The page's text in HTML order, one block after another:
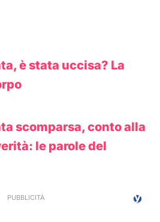
è stata uccisa? La
scomparsa, conto alla
le parole del